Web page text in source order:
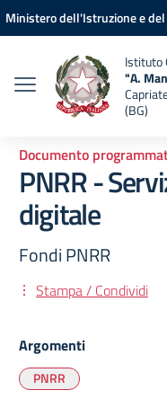
Vai ai contenuti
Vai al menu di navigazione
Vai al footer
Ministero dell'Istruzione e del
Istituto
"A.
(BG)
Documento
PNRR -
digitale
Fondi PNRR
Stampa / Condividi
Argomenti
PNRR